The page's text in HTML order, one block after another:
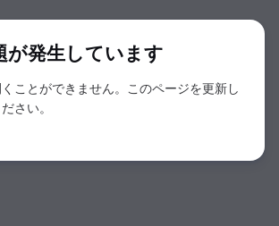
が発生しています
ことができません。このページを更新し
さい。